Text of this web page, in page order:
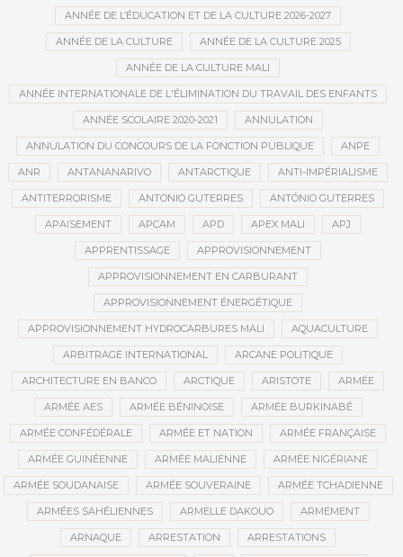
ANNÉE DE L’ÉDUCATION ET DE LA CULTURE 2026-2027
ANNÉE DE LA CULTURE ANNÉE DE LA CULTURE 2025
ANNÉE DE LA CULTURE MALI
ANNÉE INTERNATIONALE DE L'ÉLIMINATION DU TRAVAIL DES ENFANTS
ANNÉE SCOLAIRE 2020-2021 ANNULATION
ANNULATION DU CONCOURS DE LA FONCTION PUBLIQUE ANPE
ANR ANTANANARIVO ANTARCTIQUE ANTI-IMPÉRIALISME
ANTITERRORISME ANTONIO GUTERRES ANTÓNIO GUTERRES
APAISEMENT APCAM APD APEX MALI APJ
APPRENTISSAGE APPROVISIONNEMENT
APPROVISIONNEMENT EN CARBURANT
APPROVISIONNEMENT ÉNERGÉTIQUE
APPROVISIONNEMENT HYDROCARBURES MALI AQUACULTURE
ARBITRAGE INTERNATIONAL ARCANE POLITIQUE
ARCHITECTURE EN BANCO ARCTIQUE ARISTOTE ARMÉE
ARMÉE AES ARMÉE BÉNINOISE ARMÉE BURKINABÉ
ARMÉE CONFÉDÉRALE ARMÉE ET NATION ARMÉE FRANÇAISE
ARMÉE GUINÉENNE ARMÉE MALIENNE ARMÉE NIGÉRIANE
ARMÉE SOUDANAISE ARMÉE SOUVERAINE ARMÉE TCHADIENNE
ARMÉES SAHÉLIENNES ARMELLE DAKOUO ARMEMENT
ARNAQUE ARRESTATION ARRESTATIONS